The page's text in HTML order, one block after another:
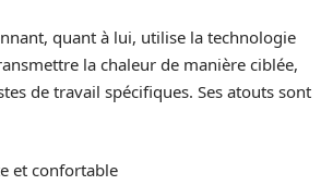
quant à lui, utilise la technologie
la chaleur de manière ciblée,
de travail spécifiques. Ses atouts sont
et confortable